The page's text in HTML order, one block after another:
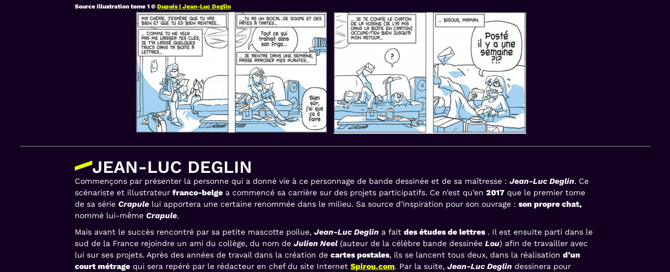
Source illustration tome 1 ©Dupuis | Jean-Luc Deglin
JEAN-LUC DEGLIN
Commençons par présenter la personne qui a donné vie à ce personnage de bande dessinée et de sa maîtresse :Jean-Luc Deglin. Ce
scénariste et illustrateurfranco-belge a commencé sa carrière sur des projets participatifs. Ce n’est qu’en2017 que le premier tome
de sa série Crapule lui apportera une certaine renommée dans le milieu. Sa source d’inspiration pour son ouvrage :son propre chat,
nommé lui-même Crapule.
Mais avant le succès rencontré par sa petite mascotte poilue,Jean-Luc Deglin a faitdes études de lettres. Il est ensuite parti dans le
sud de la France rejoindre un ami du collège, du nom deJulien Neel(auteur de la célèbre bande dessinéeLou) afin de travailler avec
lui sur ses projets. Après des années de travail dans la création decartes postales, ils se lancent tous deux, dans la réalisationd’un
court métrage qui sera repéré par le rédacteur en chef du site InternetSpirou.com. Par la suite,Jean-Luc Deglin dessinera pour